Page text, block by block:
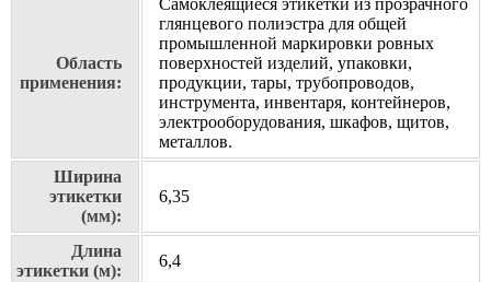
Область
применения:
Самоклеящиеся этикетки из прозрачного
глянцевого полиэстра для общей
промышленной маркировки ровных
поверхностей изделий, упаковки,
продукции, тары, трубопроводов,
инструмента, инвентаря, контейнеров,
электрооборудования, шкафов, щитов,
металлов.
Ширина
этикетки
(мм):
6,35
Длина
этикетки (м):
6,4